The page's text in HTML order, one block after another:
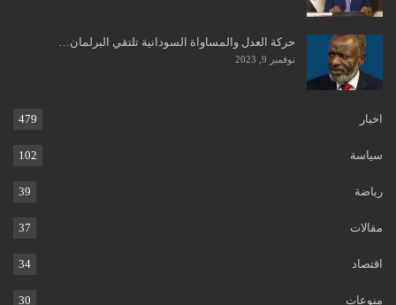
حركة العدل والمساواة السودانية تلتقي البرلمان…
نوفمبر 9, 2023
اخبار 479
سياسة 102
رياضة 39
مقالات 37
اقتصاد 34
منوعات 30